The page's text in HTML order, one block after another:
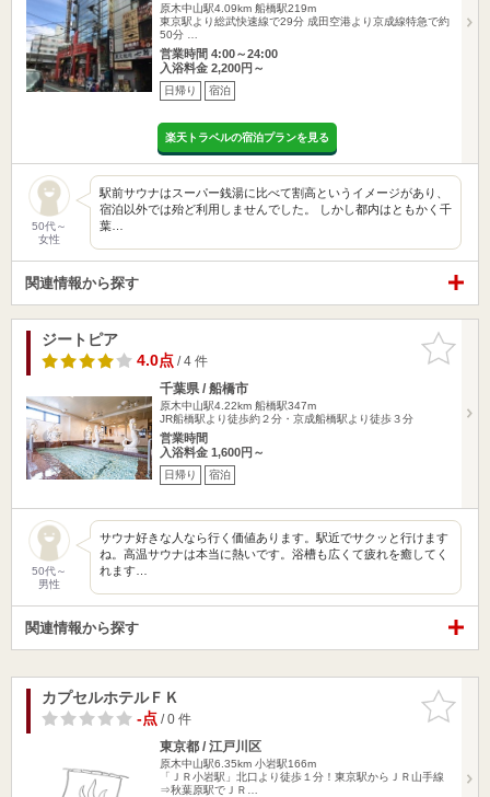
原木中山駅4.09km 船橋駅219m
東京駅より総武快速線で29分 成田空港より京成線特急で約
50分 …
営業時間 4:00～24:00
入浴料金 2,200円～
日帰り 宿泊
楽天トラベルの宿泊プランを見る
50代～
女性
駅前サウナはスーパー銭湯に比べて割高というイメージがあり、
宿泊以外では殆ど利用しませんでした。 しかし都内はともかく千
葉…
関連情報から探す
お気に入
りに追加
ジートピア
4.0点/ 4 件
千葉県 / 船橋市
原木中山駅4.22km 船橋駅347m
JR船橋駅より徒歩約２分・京成船橋駅より徒歩３分
営業時間
入浴料金 1,600円～
日帰り 宿泊
50代～
男性
サウナ好きな人なら行く価値あります。駅近でサクッと行けます
ね。高温サウナは本当に熱いです。浴槽も広くて疲れを癒してく
れます…
関連情報から探す
お気に入
りに追加
カプセルホテルＦＫ
-点/ 0 件
東京都 / 江戸川区
原木中山駅6.35km 小岩駅166m
「ＪＲ小岩駅」北口より徒歩１分！東京駅からＪＲ山手線
⇒秋葉原駅でＪＲ…